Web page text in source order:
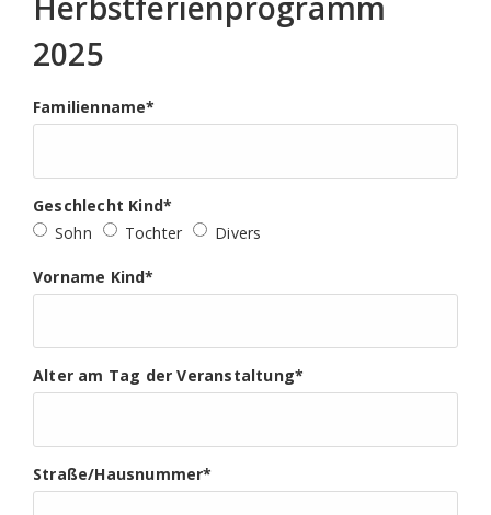
2025
Familienname*
Geschlecht Kind*
Sohn
Tochter Divers
Vorname Kind*
Alter am Tag der Veranstaltung*
Straße/Hausnummer*